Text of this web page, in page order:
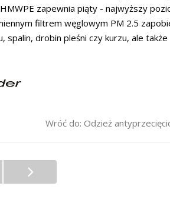
zapewnia piąty - najwyższy
filtrem węglowym PM 2.5
spalin, drobin pleśni czy kurzu, ale także
Wróć do: Odzież